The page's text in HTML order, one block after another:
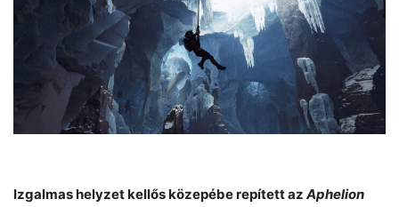
Izgalmas helyzet kellős közepébe repített az Aphelion